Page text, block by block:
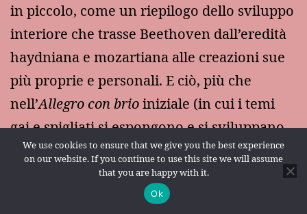
in piccolo, come un riepilogo dello sviluppo
interiore che trasse Beethoven dall’eredità
haydniana e mozartiana alle creazioni sue
più proprie e personali. E ciò, più che
nell’Allegro con brioiniziale (in cui i temi
gai e spigliati si espongono e si sviluppano
secondo le regole classiche), è possibile
notarlo nel secondo tempo (Andante ma
) la cui melodia, abbellita da
We use cookies to ensure that we give you the best experience
on our website. If you continue to use this site we will assume
that you are happy with it.
Ok